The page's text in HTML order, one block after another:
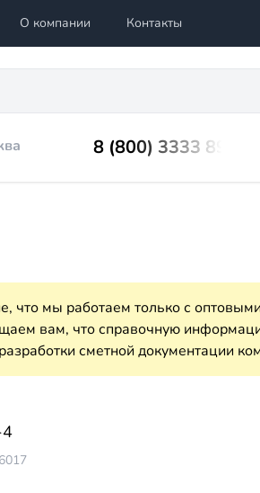
О компании Контакты
8 (800) 3333 899
что мы работаем только с
вам, что справочную
сметной документации